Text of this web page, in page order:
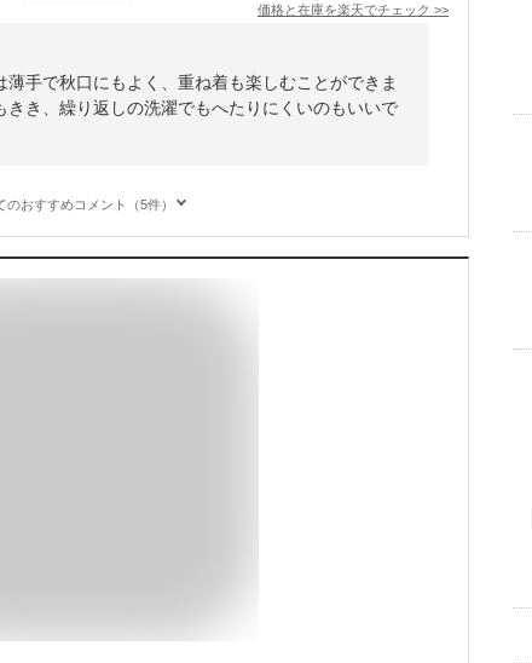
価格と在庫を楽天でチェック >>
手で秋口にもよく、重ね着も楽しむことができま
き、繰り返しの洗濯でもへたりにくいのもいいで
のおすすめコメント（5件）